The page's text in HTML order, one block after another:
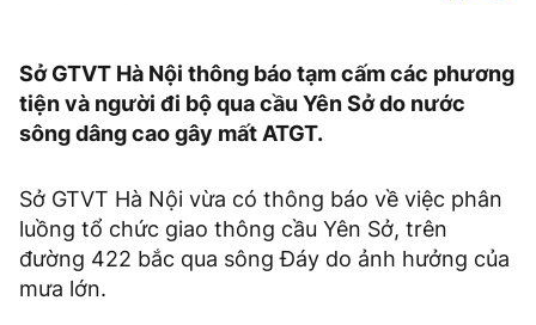
Sở GTVT Hà Nội thông báo tạm cấm các phương
tiện và người đi bộ qua cầu Yên Sở do nước
sông dâng cao gây mất ATGT.
Sở GTVT Hà Nội vừa có thông báo về việc phân
luồng tổ chức giao thông cầu Yên Sở, trên
đường 422 bắc qua sông Đáy do ảnh hưởng của
mưa lớn.